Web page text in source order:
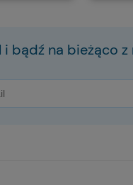
bądź na bieżąco